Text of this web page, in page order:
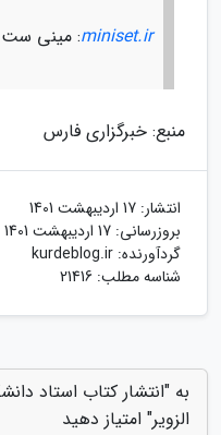
miniset.ir: مینی ست
منبع: خبرگزاری فارس
انتشار: 17 اردیبهشت 1401
بروزرسانی: 17 اردیبهشت 1401
گردآورنده: kurdeblog.ir
شناسه مطلب: 21416
به "انتشار کتاب استاد
الزویر" امتیاز دهید